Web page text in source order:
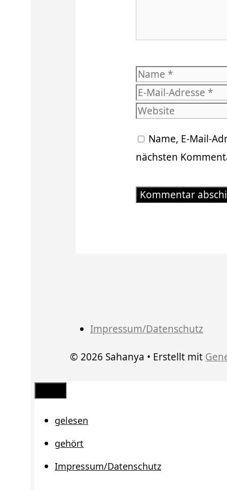
Name
Name, E-Mail-
nächsten
Impressum/Datenschutz
© 2026 Sahanya • Erstellt mit
Schließen
gelesen
gehört
Impressum/Datenschutz